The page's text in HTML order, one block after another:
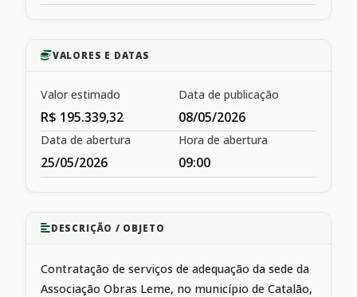
VALORES E DATAS
Valor estimado
R$ 195.339,32
Data de publicação
08/05/2026
Data de abertura
25/05/2026
Hora de abertura
09:00
DESCRIÇÃO / OBJETO
Contratação de serviços de adequação da sede da
Associação Obras Leme, no município de Catalão,